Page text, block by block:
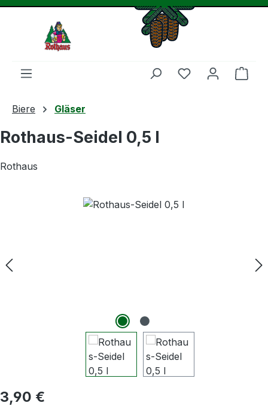
Du hast 0
Biere Gläser
Rothaus-Seidel 0,5 l
Rothaus
Bildergalerie überspringen
Regulärer Preis:
3,90 €